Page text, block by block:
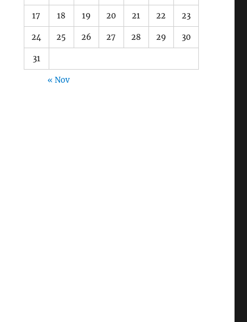
17 18 19 20 21 22 23
24 25 26 27 28 29 30
31
« Nov